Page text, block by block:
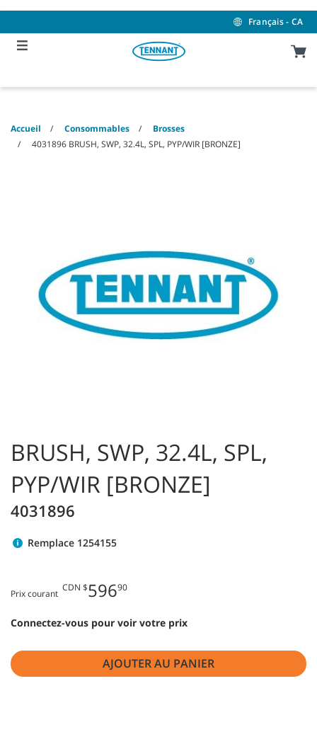
content
navigation
menu
Français - CA
Accueil Consommables
Brosses
4031896 BRUSH, SWP, 32.4L, SPL, PYP/WIR [BRONZE]
BRUSH, SWP, 32.4L, SPL,
PYP/WIR [BRONZE]
4031896
Remplace 1254155
Prix courant
CDN $59690
Connectez-vous pour voir votre prix
AJOUTER AU PANIER